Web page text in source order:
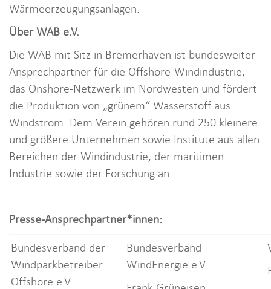
Wärmeerzeugungsanlagen.
Über WAB e.V.
Die WAB mit Sitz in Bremerhaven ist bundesweiter
Ansprechpartner für die Offshore-Windindustrie,
das Onshore-Netzwerk im Nordwesten und fördert
die Produktion von „grünem“ Wasserstoff aus
Windstrom. Dem Verein gehören rund 250 kleinere
und größere Unternehmen sowie Institute aus allen
Bereichen der Windindustrie, der maritimen
Industrie sowie der Forschung an.
Presse-Ansprechpartner*innen:
Bundesverband der
Windparkbetreiber
Offshore e.V.
Bundesverband
WindEnergie e.V.